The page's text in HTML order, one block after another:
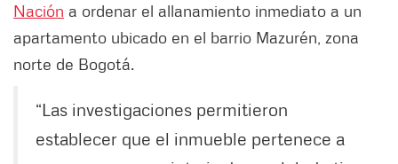
Nación a ordenar el allanamiento inmediato a un
apartamento ubicado en el barrio Mazurén, zona
norte de Bogotá.
“Las investigaciones permitieron
establecer que el inmueble pertenece a